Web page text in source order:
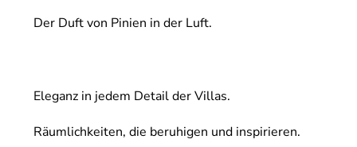
Der Duft von Pinien in der Luft.
Eleganz in jedem Detail der Villas.
Räumlichkeiten, die beruhigen und inspirieren.